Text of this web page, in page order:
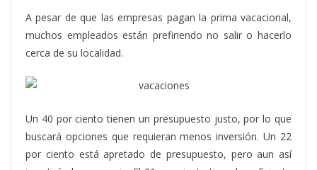
A pesar de que las empresas pagan la prima vacacional,
muchos empleados están prefiriendo no salir o hacerlo
cerca de su localidad.
Un 40 por ciento tienen un presupuesto justo, por lo que
buscará opciones que requieran menos inversión. Un 22
por ciento está apretado de presupuesto, pero aun así